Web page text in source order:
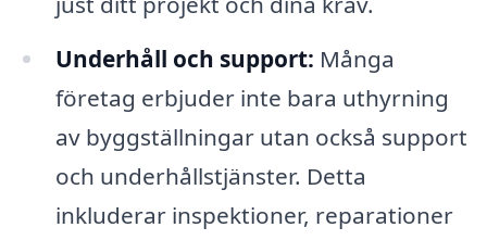
Underhåll och support: Många
företag erbjuder inte bara uthyrning
av byggställningar utan också support
och underhållstjänster. Detta
inkluderar inspektioner, reparationer